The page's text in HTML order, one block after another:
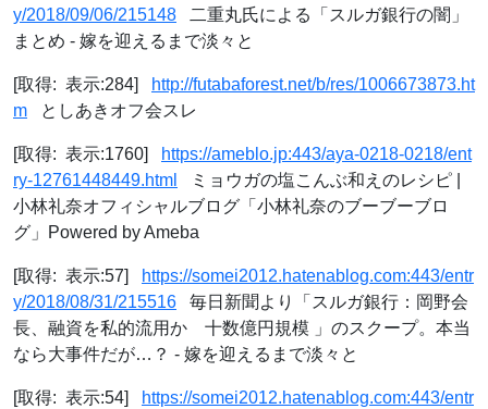
y/2018/09/06/215148 二重丸氏による「スルガ銀行の闇」
まとめ - 嫁を迎えるまで淡々と
[取得: 表示:284]
http://futabaforest.net/b/res/1006673873.ht
m としあきオフ会スレ
[取得: 表示:1760]
https://ameblo.jp:443/aya-0218-0218/ent
ry-12761448449.html
ミョウガの塩こんぶ和えのレシピ |
小林礼奈オフィシャルブログ「小林礼奈のブーブーブロ
グ」Powered by Ameba
[取得: 表示:57]
https://somei2012.hatenablog.com:443/entr
y/2018/08/31/215516 毎日新聞より「スルガ銀行：岡野会
長、融資を私的流用か 十数億円規模 」のスクープ。本当
なら大事件だが…？ - 嫁を迎えるまで淡々と
[取得: 表示:54]
https://somei2012.hatenablog.com:443/entr